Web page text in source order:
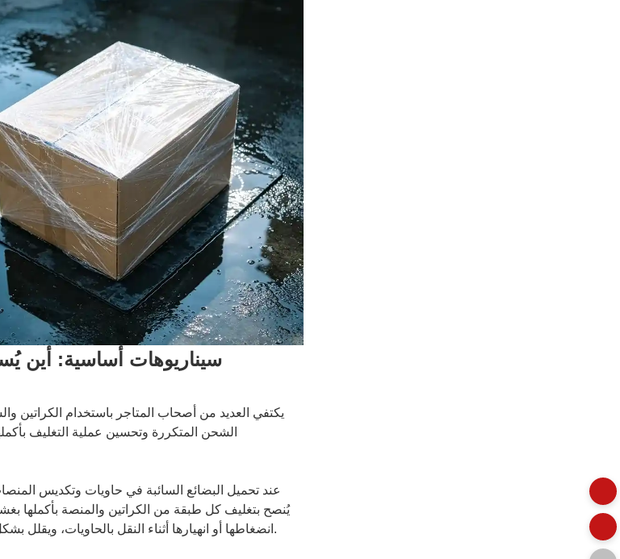
سيناريوهات أساسية: أين
يكتفي العديد من أصحاب المتاجر باستخدام الكراتين
الشحن المتكررة وتحسين عملية التغليف
عند تحميل البضائع السائبة في حاويات وتكديس
يُنصح بتغليف كل طبقة من الكراتين والمنصة بأكملها
انضغاطها أو انهيارها أثناء النقل بالحاويات، ويقلل بشكل كبير من معدل تلف البضائع السائبة أثناء النقل والتخزين في المستودعات الخارجية.